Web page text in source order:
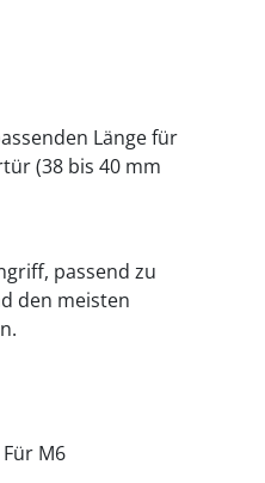
Länge für
(38 bis 40 mm
passend zu
den meisten
M6